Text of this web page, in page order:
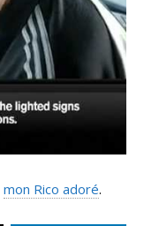
mon Rico adoré.